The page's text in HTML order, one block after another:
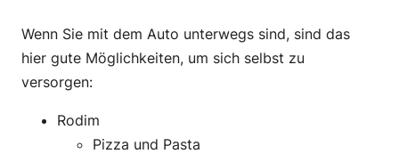
Wenn Sie mit dem Auto unterwegs sind, sind das
hier gute Möglichkeiten, um sich selbst zu
versorgen:
Rodim
Pizza und Pasta